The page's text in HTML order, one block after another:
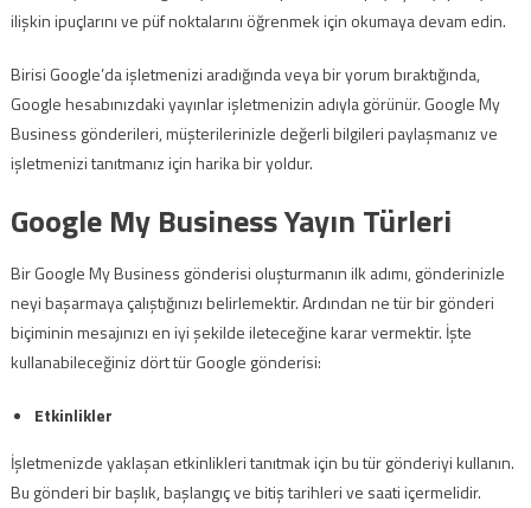
ilişkin ipuçlarını ve püf noktalarını öğrenmek için okumaya devam edin.
Birisi Google’da işletmenizi aradığında veya bir yorum bıraktığında,
Google hesabınızdaki yayınlar işletmenizin adıyla görünür. Google My
Business gönderileri, müşterilerinizle değerli bilgileri paylaşmanız ve
işletmenizi tanıtmanız için harika bir yoldur.
Google My Business Yayın Türleri
Bir Google My Business gönderisi oluşturmanın ilk adımı, gönderinizle
neyi başarmaya çalıştığınızı belirlemektir. Ardından ne tür bir gönderi
biçiminin mesajınızı en iyi şekilde ileteceğine karar vermektir. İşte
kullanabileceğiniz dört tür Google gönderisi:
Etkinlikler
İşletmenizde yaklaşan etkinlikleri tanıtmak için bu tür gönderiyi kullanın.
Bu gönderi bir başlık, başlangıç ​​ve bitiş tarihleri ​​ve saati içermelidir.